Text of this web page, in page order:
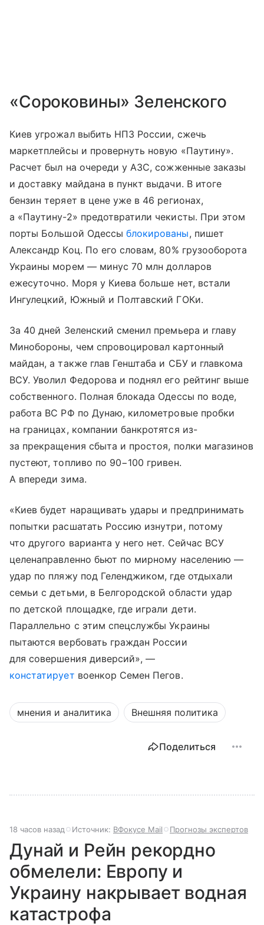
«Сороковины» Зеленского
Киев угрожал выбить НПЗ России, сжечь
маркетплейсы и провернуть новую «Паутину».
Расчет был на очереди у АЗС, сожженные заказы
и доставку майдана в пункт выдачи. В итоге
бензин теряет в цене уже в 46 регионах,
а «Паутину-2» предотвратили чекисты. При этом
порты Большой Одессыблокированы, пишет
Александр Коц. По его словам, 80% грузооборота
Украины морем — минус 70 млн долларов
ежесуточно. Моря у Киева больше нет, встали
Ингулецкий, Южный и Полтавский ГОКи.
За 40 дней Зеленский сменил премьера и главу
Минобороны, чем спровоцировал картонный
майдан, а также глав Генштаба и СБУ и главкома
ВСУ. Уволил Федорова и поднял его рейтинг выше
собственного. Полная блокада Одессы по воде,
работа ВС РФ по Дунаю, километровые пробки
на границах, компании банкротятся из-
за прекращения сбыта и простоя, полки магазинов
пустеют, топливо по 90−100 гривен.
А впереди зима.
«Киев будет наращивать удары и предпринимать
попытки расшатать Россию изнутри, потому
что другого варианта у него нет. Сейчас ВСУ
целенаправленно бьют по мирному населению —
удар по пляжу под Геленджиком, где отдыхали
семьи с детьми, в Белгородской области удар
по детской площадке, где играли дети.
Параллельно с этим спецслужбы Украины
пытаются вербовать граждан России
для совершения диверсий», —
констатирует военкор Семен Пегов.
мнения и аналитика Внешняя политика
Поделиться
18 часов назад Источник: ВФокусе Mail Прогнозы экспертов
Дунай и Рейн рекордно
обмелели: Европу и
Украину накрывает водная
катастрофа